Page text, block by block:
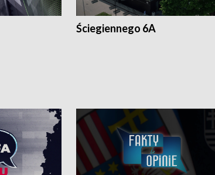
Ściegiennego 6A